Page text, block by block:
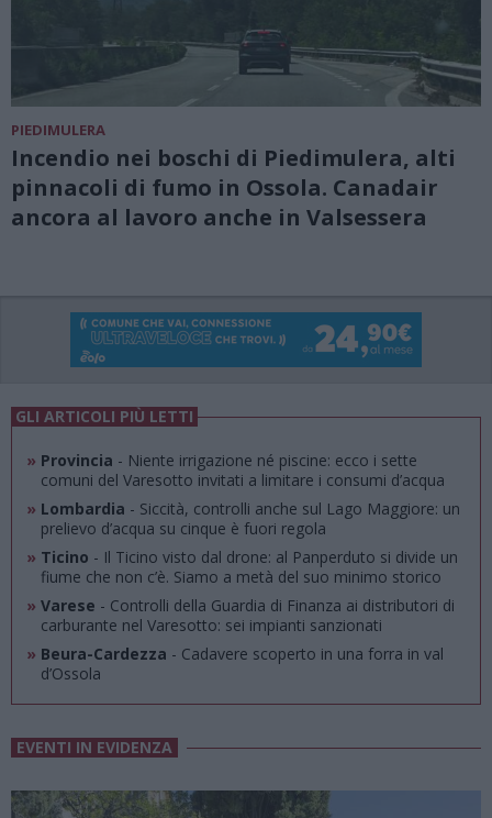
PIEDIMULERA
Incendio nei boschi di Piedimulera, alti
pinnacoli di fumo in Ossola. Canadair
ancora al lavoro anche in Valsessera
GLI ARTICOLI PIÙ LETTI
» Provincia - Niente irrigazione né piscine: ecco i sette
comuni del Varesotto invitati a limitare i consumi d’acqua
» Lombardia - Siccità, controlli anche sul Lago Maggiore: un
prelievo d’acqua su cinque è fuori regola
» Ticino - Il Ticino visto dal drone: al Panperduto si divide un
fiume che non c’è. Siamo a metà del suo minimo storico
» Varese - Controlli della Guardia di Finanza ai distributori di
carburante nel Varesotto: sei impianti sanzionati
» Beura-Cardezza - Cadavere scoperto in una forra in val
d’Ossola
EVENTI IN EVIDENZA